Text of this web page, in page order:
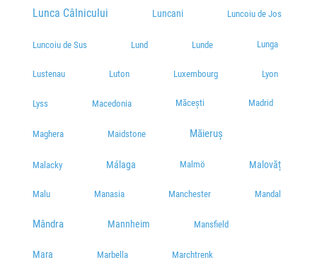
Lunca Câlnicului Luncani Luncoiu de Jos
Luncoiu de Sus Lund Lunde Lunga
Lustenau Luton Luxembourg Lyon
Lyss Macedonia Măcești Madrid
Maghera Maidstone Măieruș
Malacky Málaga Malmö Malovăț
Malu Manasia Manchester Mandal
Mândra Mannheim Mansfield
Mara Marbella Marchtrenk